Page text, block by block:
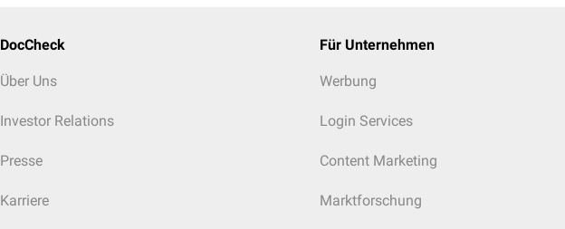
DocCheck
Über Uns
Investor Relations
Presse
Karriere
Für Unternehmen
Werbung
Login Services
Content Marketing
Marktforschung